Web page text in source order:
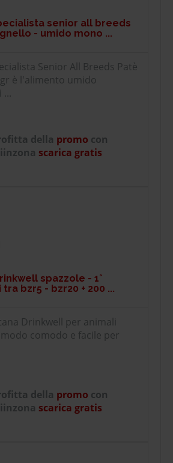
senior all breeds
- umido mono ...
Senior All Breeds Patè
è l'alimento umido
...
della promo con
scarica gratis
spazzole - 1°
bzr5 - bzr20 + 200 ...
Drinkwell per animali
comodo e facile per
della promo con
scarica gratis